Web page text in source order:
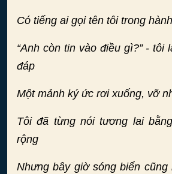
Có tiếng ai gọi tên tôi trong
“Anh còn tin vào điều gì?” - tôi
đáp
Một mảnh ký ức rơi xuống, vỡ
Tôi đã từng nói tương lai
rộng
Nhưng bây giờ sóng biển cũng